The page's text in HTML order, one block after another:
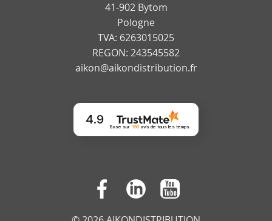
41-902 Bytom
Pologne
TVA: 6263015025
REGON: 243545582
aikon@aikondistribution.fr
4.9
Basé sur 156avis de tous les temps